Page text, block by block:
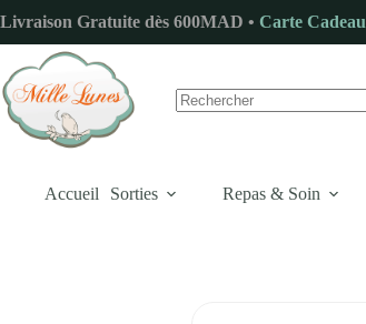
au
contenu
Livraison Gratuite dès 600MAD • Carte Cadeau
Accueil Sorties Repas & Soin